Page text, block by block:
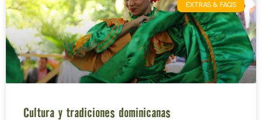
EXTRAS & FAQS
Cultura y tradiciones dominicanas